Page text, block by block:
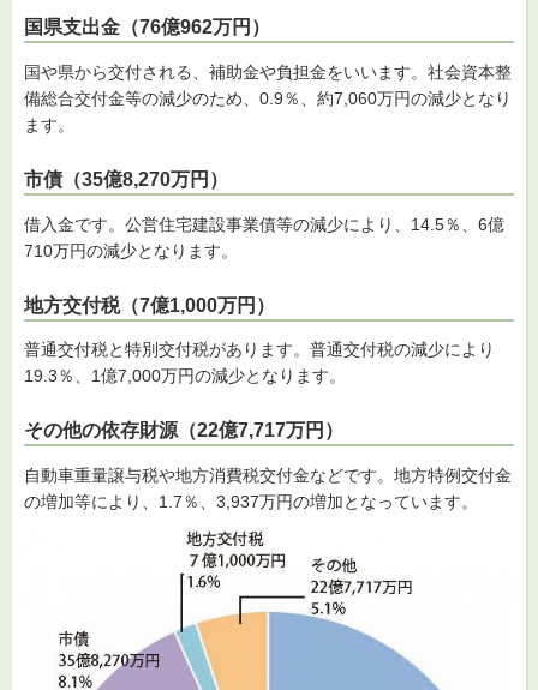
国県支出金（76億962万円）
国や県から交付される、補助金や負担金をいいます。社会資本整
備総合交付金等の減少のため、0.9％、約7,060万円の減少となり
ます。
市債（35億8,270万円）
借入金です。公営住宅建設事業債等の減少により、14.5％、6億
710万円の減少となります。
地方交付税（7億1,000万円）
普通交付税と特別交付税があります。普通交付税の減少により
19.3％、1億7,000万円の減少となります。
その他の依存財源（22億7,717万円）
自動車重量譲与税や地方消費税交付金などです。地方特例交付金
の増加等により、1.7％、3,937万円の増加となっています。